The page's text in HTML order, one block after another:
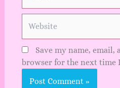
Save my name, email,
browser for the next time